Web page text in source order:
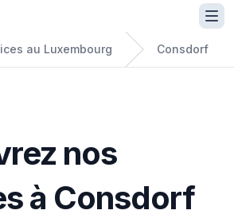
au Luxembourg Consdorf
nos
à Consdorf